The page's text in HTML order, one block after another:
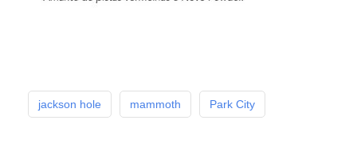
jackson hole mammoth Park City